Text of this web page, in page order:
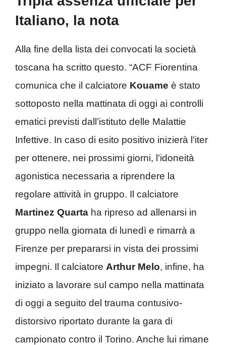
Italiano, la nota
Alla fine della lista dei convocati la società
toscana ha scritto questo. “ACF Fiorentina
comunica che il calciatore Kouame è stato
sottoposto nella mattinata di oggi ai controlli
ematici previsti dall’istituto delle Malattie
Infettive. In caso di esito positivo inizierà l’iter
per ottenere, nei prossimi giorni, l’idoneità
agonistica necessaria a riprendere la
regolare attività in gruppo. Il calciatore
Martinez Quarta ha ripreso ad allenarsi in
gruppo nella giornata di lunedì e rimarrà a
Firenze per prepararsi in vista dei prossimi
impegni. Il calciatore Arthur Melo, infine, ha
iniziato a lavorare sul campo nella mattinata
di oggi a seguito del trauma contusivo-
distorsivo riportato durante la gara di
campionato contro il Torino. Anche lui rimane